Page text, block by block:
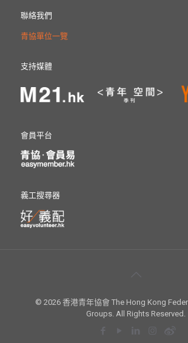
聯絡我們
青協單位一覽
支持媒體
會員平台
義工搜尋器
© 2026 香港青年協會 The Hong Kong
Groups. All Rights Reserved.